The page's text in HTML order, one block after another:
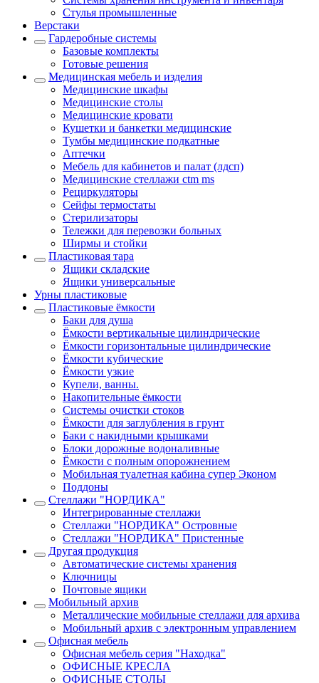
Стулья промышленные
Верстаки
Гардеробные системы
Базовые комплекты
Готовые решения
Медицинская мебель и изделия
Медицинские шкафы
Медицинские столы
Медицинские кровати
Кушетки и банкетки медицинские
Тумбы медицинские подкатные
Аптечки
Мебель для кабинетов и палат (лдсп)
Медицинские стеллажи ctm ms
Рециркуляторы
Сейфы термостаты
Стерилизаторы
Тележки для перевозки больных
Ширмы и стойки
Пластиковая тара
Ящики складские
Ящики универсальные
Урны пластиковые
Пластиковые ёмкости
Баки для душа
Ёмкости вертикальные цилиндрические
Ёмкости горизонтальные цилиндрические
Ёмкости кубические
Ёмкости узкие
Купели, ванны.
Накопительные ёмкости
Системы очистки стоков
Ёмкости для заглубления в грунт
Баки с накидными крышками
Блоки дорожные водоналивные
Ёмкости с полным опорожнением
Мобильная туалетная кабина супер Эконом
Поддоны
Стеллажи "НОРДИКА"
Интегрированные стеллажи
Стеллажи "НОРДИКА" Островные
Стеллажи "НОРДИКА" Пристенные
Другая продукция
Автоматические системы хранения
Ключницы
Почтовые ящики
Мобильный архив
Металлические мобильные стеллажи для архива
Мобильный архив с электронным управлением
Офисная мебель
Офисная мебель серия "Находка"
ОФИСНЫЕ КРЕСЛА
ОФИСНЫЕ СТОЛЫ